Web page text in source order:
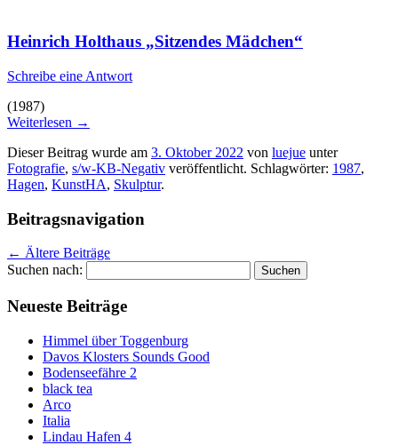
Heinrich Holthaus „Sitzendes Mädchen“
Schreibe eine Antwort
(1987)
Weiterlesen →
Dieser Beitrag wurde am 3. Oktober 2022 von luejue unter
Fotografie, s/w-KB-Negativ veröffentlicht. Schlagwörter: 1987,
Hagen, KunstHA, Skulptur.
Beitragsnavigation
← Ältere Beiträge
Suchen nach:
Neueste Beiträge
Himmel über Toggenburg
Davos Klosters Sounds Good
Bodenseefähre 2
black tea
Arco
Italia
Lindau Hafen 4